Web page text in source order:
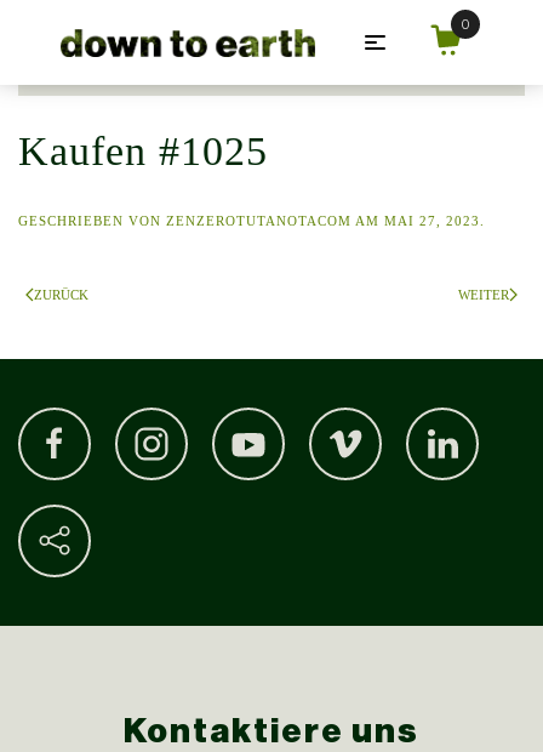
Zum Hauptinhalt springen
Kaufen #1025
GESCHRIEBEN VON ZENZEROTUTANOTACOM AM MAI 27, 2023
ZURÜCK WEITER
Kontaktiere uns